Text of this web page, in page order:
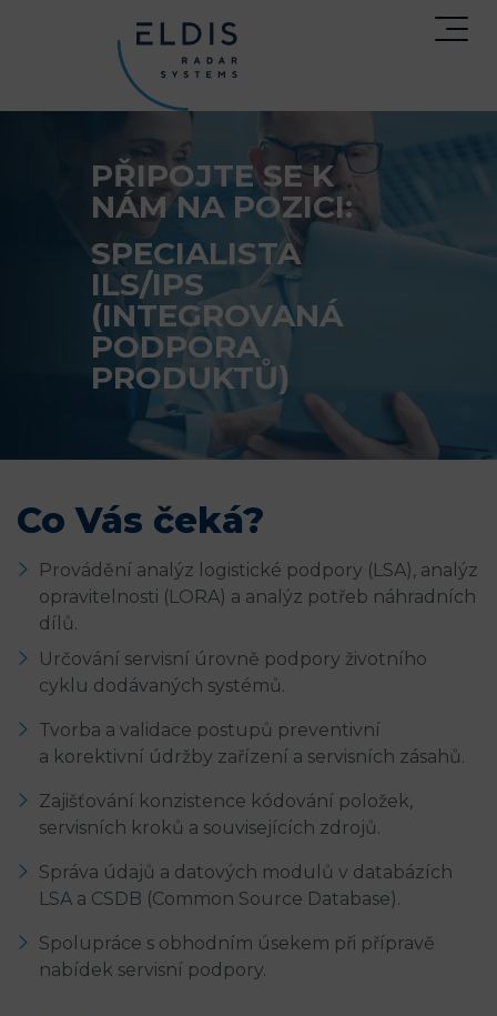
PŘIPOJTE SE K
NÁM NA POZICI:
SPECIALISTA
ILS/IPS
(INTEGROVANÁ
PODPORA
PRODUKTŮ)
Co Vás čeká?
Provádění analýz logistické podpory (LSA), analýz
opravitelnosti (LORA) a analýz potřeb náhradních
dílů.
Určování servisní úrovně podpory životního
cyklu dodávaných systémů.
Tvorba a validace postupů preventivní
a korektivní údržby zařízení a servisních zásahů.
Zajišťování konzistence kódování položek,
servisních kroků a souvisejících zdrojů.
Správa údajů a datových modulů v databázích
LSA a CSDB (Common Source Database).
Spolupráce s obhodním úsekem při přípravě
nabídek servisní podpory.